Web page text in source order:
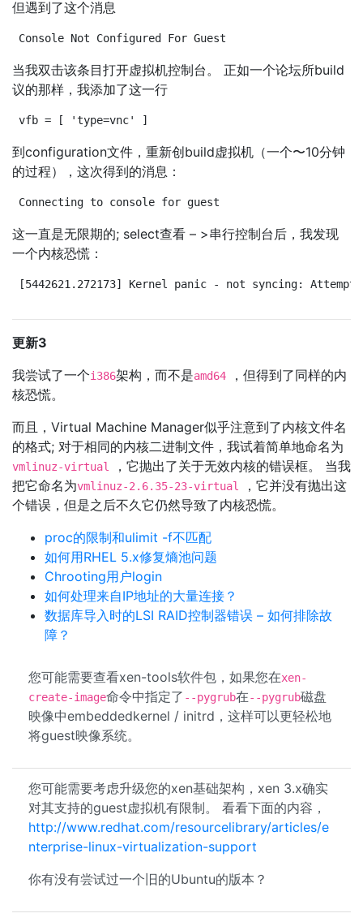
但遇到了这个消息
Console Not Configured For Guest
当我双击该条目打开虚拟机控制台。 正如一个论坛所build
议的那样，我添加了这一行
vfb = [ 'type=vnc' ]
到configuration文件，重新创build虚拟机（一个〜10分钟
的过程），这次得到的消息：
Connecting to console for guest
这一直是无限期的; select查看 – >串行控制台后，我发现
一个内核恐慌：
[5442621.272173] Kernel panic - not syncing:
更新3
我尝试了一个i386架构，而不是amd64
，但得到了同样的内
核恐慌。
而且，Virtual Machine Manager似乎注意到了内核文件名
的格式; 对于相同的内核二进制文件，我试着简单地命名为
vmlinuz-virtual
，它抛出了关于无效内核的错误框。 当我
把它命名为vmlinuz-2.6.35-23-virtual
，它并没有抛出这
个错误，但是之后不久它仍然导致了内核恐慌。
proc的限制和ulimit -f不匹配
如何用RHEL 5.x修复熵池问题
Chrooting用户login
如何处理来自IP地址的大量连接？
数据库导入时的LSI RAID控制器错误 – 如何排除故
障？
您可能需要查看xen-tools软件包，如果您在xen-
create-image命令中指定了 --pygrub在--pygrub磁盘
映像中embeddedkernel / initrd，这样可以更轻松地
将guest映像系统。
您可能需要考虑升级您的xen基础架构，xen 3.x确实
对其支持的guest虚拟机有限制。 看看下面的内容，
http://www.redhat.com/resourcelibrary/articles/e
nterprise-linux-virtualization-support
你有没有尝试过一个旧的Ubuntu的版本？